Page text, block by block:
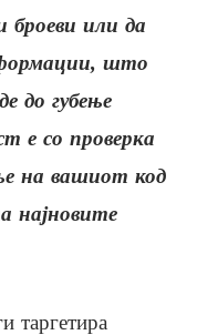
или да
што
до губење
е со проверка
на вашиот код
најновите
таргетира